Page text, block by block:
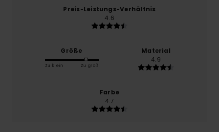
Preis-Leistungs-Verhältnis
4.6
Größe
Zu klein Zu groß
Material
4.9
Farbe
4.7